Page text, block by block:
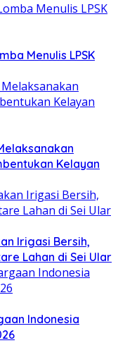
Menulis LPSK
Kelayan
Irigasi Bersih,
Lahan di Sei Ular
Indonesia